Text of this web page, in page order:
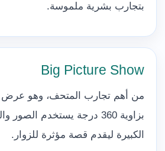
بتجارب بشرية ملموسة.
Big Picture Show
من أهم تجارب المتحف، وهو عرض
بزاوية 360 درجة يستخدم
الكبيرة ليقدم قصة مؤثرة للزوار.